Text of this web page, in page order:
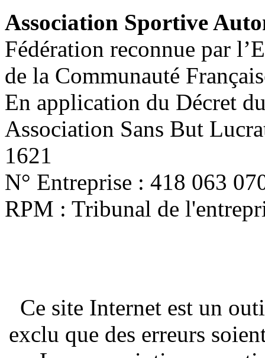
Association Sportive
Fédération reconnue par
de la Communauté
En application du Décret
Association Sans But
1621
N° Entreprise : 418 063
RPM : Tribunal de
Ce site Internet est un
exclu que des erreurs